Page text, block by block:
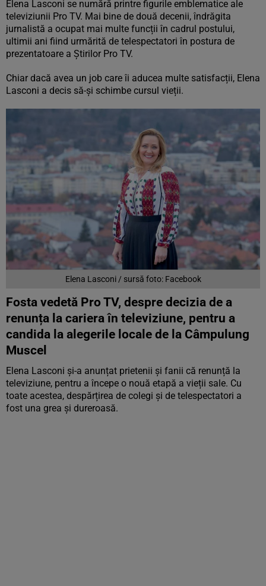
Elena Lasconi se numără printre figurile emblematice ale
televiziunii Pro TV. Mai bine de două decenii, îndrăgita
jurnalistă a ocupat mai multe funcții în cadrul postului,
ultimii ani fiind urmărită de telespectatori în postura de
prezentatoare a Știrilor Pro TV.
Chiar dacă avea un job care îi aducea multe satisfacții, Elena
Lasconi a decis să-și schimbe cursul vieții.
Elena Lasconi / sursă foto: Facebook
Fosta vedetă Pro TV, despre decizia de a
renunța la cariera în televiziune, pentru a
candida la alegerile locale de la Câmpulung
Muscel
Elena Lasconi și-a anunțat prietenii și fanii că renunță la
televiziune, pentru a începe o nouă etapă a vieții sale. Cu
toate acestea, despărțirea de colegi și de telespectatori a
fost una grea și dureroasă.